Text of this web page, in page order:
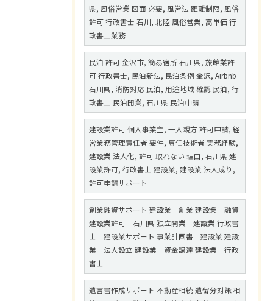
県, 風俗営業 図面 必要, 風営法 距離制限, 風俗
許可 行政書士 石川, 北陸 風俗営業, 高単価 行
政書士業務
民泊 許可 金沢市, 簡易宿所 石川県, 旅館業許
可 行政書士, 民泊新法, 民泊条例 金沢, Airbnb
石川県, 消防対応 民泊, 用途地域 確認 民泊, 行
政書士 民泊開業, 石川県 民泊申請
建設業許可 個人事業主, 一人親方 許可申請, 経
営業務管理責任者 要件, 専任技術者 実務経験,
建設業 法人化, 許可 取れない 理由, 石川県 建
設業許可, 行政書士 建設業, 建設業 法人成り,
許可申請サポート
創業融資サポート 建設業 創業 建設業 融資
建設業許可 石川県 独立開業 建設業 行政書
士 建設業サポート 事業計画書 建設業 建設
業 法人設立 建設業 資金調達 建設業 行政
書士
遺言書作成サポート 不動産相続 遺留分対策 相